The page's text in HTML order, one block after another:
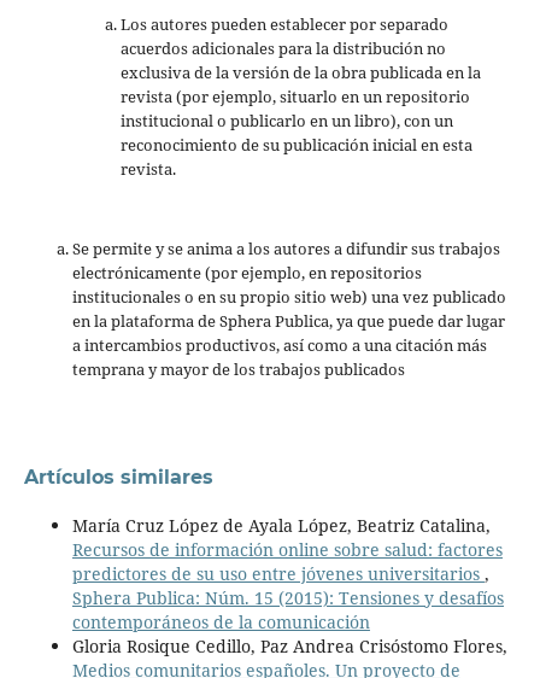
Los autores pueden establecer por separado
acuerdos adicionales para la distribución no
exclusiva de la versión de la obra publicada en la
revista (por ejemplo, situarlo en un repositorio
institucional o publicarlo en un libro), con un
reconocimiento de su publicación inicial en esta
revista.
Se permite y se anima a los autores a difundir sus trabajos
electrónicamente (por ejemplo, en repositorios
institucionales o en su propio sitio web) una vez publicado
en la plataforma de Sphera Publica, ya que puede dar lugar
a intercambios productivos, así como a una citación más
temprana y mayor de los trabajos publicados
Artículos similares
María Cruz López de Ayala López, Beatriz Catalina,
Recursos de información online sobre salud: factores
predictores de su uso entre jóvenes universitarios ,
Sphera Publica: Núm. 15 (2015): Tensiones y desafíos
contemporáneos de la comunicación
Gloria Rosique Cedillo, Paz Andrea Crisóstomo Flores,
Medios comunitarios españoles. Un proyecto de